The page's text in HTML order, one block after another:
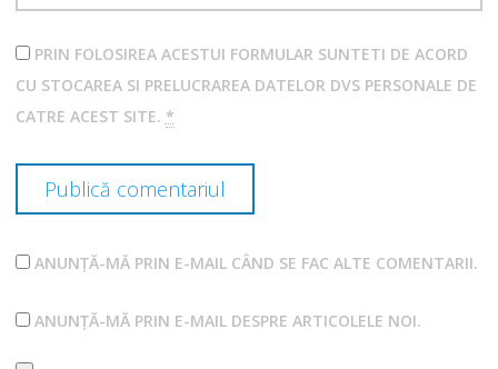
PRIN FOLOSIREA ACESTUI FORMULAR SUNTETI DE ACORD
CU STOCAREA SI PRELUCRAREA DATELOR DVS PERSONALE DE
CATRE ACEST SITE. *
ANUNȚĂ-MĂ PRIN E-MAIL CÂND SE FAC ALTE COMENTARII.
ANUNȚĂ-MĂ PRIN E-MAIL DESPRE ARTICOLELE NOI.